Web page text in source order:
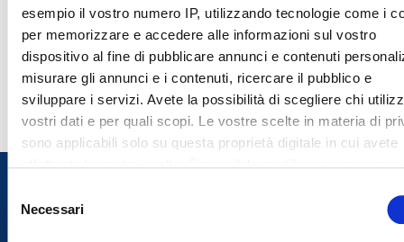
esempio il vostro numero IP, utilizzando tecnologie come i
per memorizzare e accedere alle informazioni sul vostro
dispositivo al fine di pubblicare annunci e contenuti
misurare gli annunci e i contenuti, ricercare il pubblico e
sviluppare i servizi. Avete la possibilità di scegliere chi
vostri dati e per quali scopi. Le vostre scelte in materia di
sono applicabili solo su questa proprietà digitale in cui avete
effettuato le vostre scelte. È possibile modificare o revocare
cookie o facendo clic sull'icona di attivazione della privacy.
Necessari